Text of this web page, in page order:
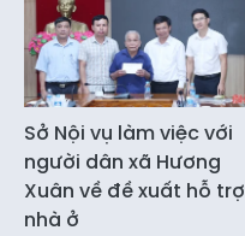
Sở Nội vụ làm việc với
người dân xã Hương
Xuân về đề xuất hỗ trợ
nhà ở